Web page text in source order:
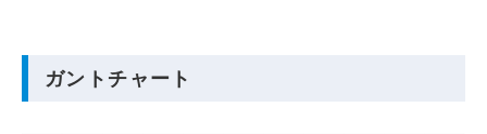
ガントチャート